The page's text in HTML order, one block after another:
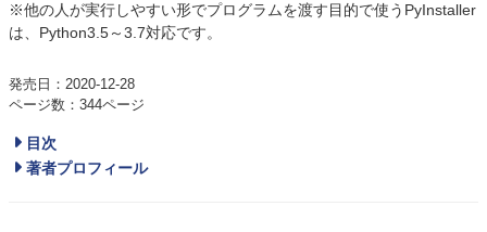
※他の人が実行しやすい形でプログラムを渡す目的で使うPyInstaller
は、Python3.5～3.7対応です。
発売日：2020-12-28
ページ数：344ページ
目次
著者プロフィール